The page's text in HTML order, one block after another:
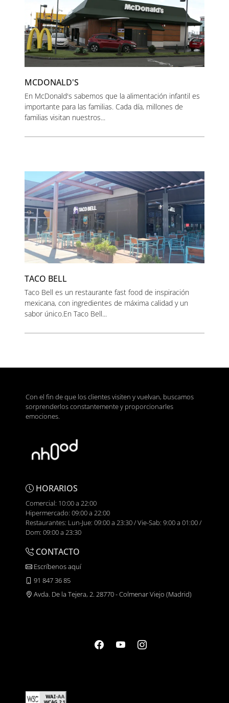
MCDONALD'S
En McDonald's sabemos que la alimentación infantil es
importante para las familias. Cada día, millones de
familias visitan nuestros...
TACO BELL
Taco Bell es un restaurante fast food de inspiración
mexicana, con ingredientes de máxima calidad y un
sabor único.En Taco Bell...
Con el fin de que los clientes visiten y vuelvan, buscamos
sorprenderlos constantemente y proporcionarles
emociones.
HORARIOS
Comercial: 10:00 a 22:00
Hipermercado: 09:00 a 22:00
Restaurantes: Lun-Jue: 09:00 a 23:30 / Vie-Sab: 9:00 a 01:00 /
Dom: 09:00 a 23:30
CONTACTO
Escríbenos aquí
91 847 36 85
Avda. De la Tejera, 2. 28770 - Colmenar Viejo (Madrid)